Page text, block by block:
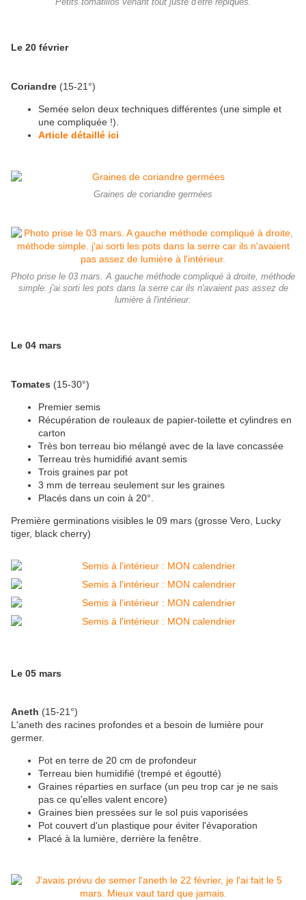
Le 20 février
Coriandre (15-21°)
Semée selon deux techniques différentes (une simple et
une compliquée !).
Article détaillé ici
Graines de coriandre germées
Photo prise le 03 mars. A gauche méthode compliqué à droite, méthode
simple. j'ai sorti les pots dans la serre car ils n'avaient pas assez de
lumière à l'intérieur.
Le 04 mars
Tomates (15-30°)
Premier semis
Récupération de rouleaux de papier-toilette et cylindres en
carton
Très bon terreau bio mélangé avec de la lave concassée
Terreau très humidifié avant semis
Trois graines par pot
3 mm de terreau seulement sur les graines
Placés dans un coin à 20°.
Première germinations visibles le 09 mars (grosse Vero, Lucky
tiger, black cherry)
Le 05 mars
Aneth (15-21°)
L'aneth des racines profondes et a besoin de lumière pour
germer.
Pot en terre de 20 cm de profondeur
Terreau bien humidifié (trempé et égoutté)
Graines réparties en surface (un peu trop car je ne sais
pas ce qu'elles valent encore)
Graines bien pressées sur le sol puis vaporisées
Pot couvert d'un plastique pour éviter l'évaporation
Placé à la lumière, derrière la fenêtre.